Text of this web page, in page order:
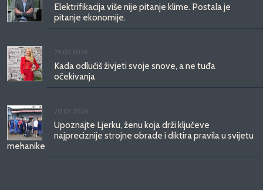
Elektrifikacija više nije pitanje klime. Postala je
pitanje ekonomije.
29.07.2026.
Kada odlučiš živjeti svoje snove, a ne tuđa
očekivanja
20.07.2026.
Upoznajte Ljerku, ženu koja drži ključeve
najpreciznije strojne obrade i diktira pravila u svijetu
mehanike